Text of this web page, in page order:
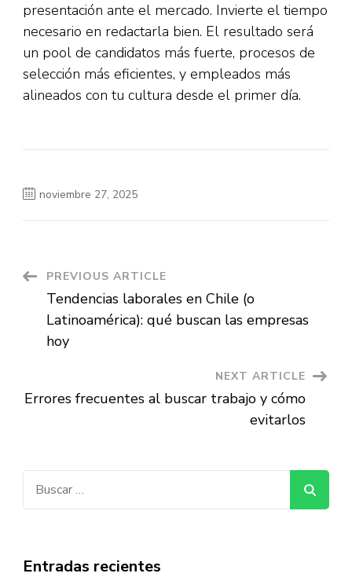
presentación ante el mercado. Invierte el tiempo
necesario en redactarla bien. El resultado será
un pool de candidatos más fuerte, procesos de
selección más eficientes, y empleados más
alineados con tu cultura desde el primer día.
noviembre 27, 2025
Post
Navigation
PREVIOUS ARTICLE
Tendencias laborales en Chile (o
Latinoamérica): qué buscan las empresas
hoy
NEXT ARTICLE
Errores frecuentes al buscar trabajo y cómo
evitarlos
Entradas recientes